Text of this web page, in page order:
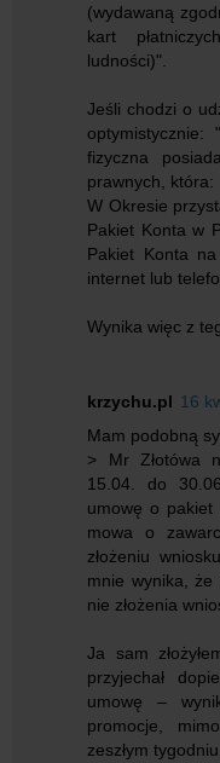
(wydawaną
kart
ludności)".
Jeśli chodzi o
optymistycznie:
fizyczna
prawnych, która:
W Okresie
Pakiet Konta w
Pakiet Konta
internet lub
Wynika więc z
krzychu.pl 16
Mam podobną
> Mr Złotówa
15.04. do
umowę o pakiet
mowa o
złożeniu
mnie wynika,
nie złożenia
Ja sam
przyjechał
umowę –
promocje,
zeszłym tygodniu.